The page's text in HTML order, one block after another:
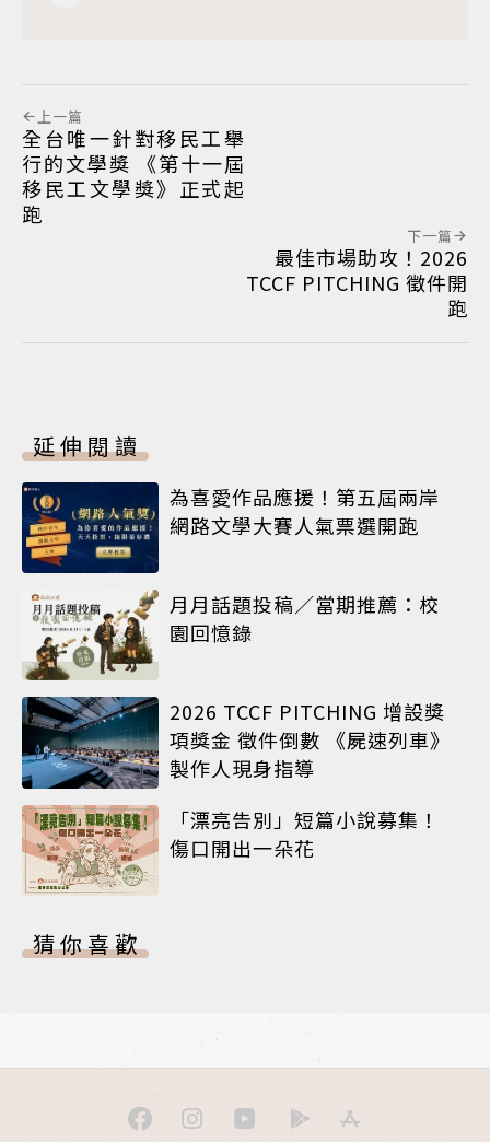
上一篇
全台唯一針對移民工舉
行的文學獎 《第十一屆
移民工文學獎》正式起
跑
下一篇
最佳市場助攻！2026
TCCF PITCHING 徵件開
跑
延伸閱讀
為喜愛作品應援！第五屆兩岸
網路文學大賽人氣票選開跑
月月話題投稿／當期推薦：校
園回憶錄
2026 TCCF PITCHING 增設獎
項獎金 徵件倒數 《屍速列車》
製作人現身指導
「漂亮告別」短篇小說募集！
傷口開出一朵花
猜你喜歡